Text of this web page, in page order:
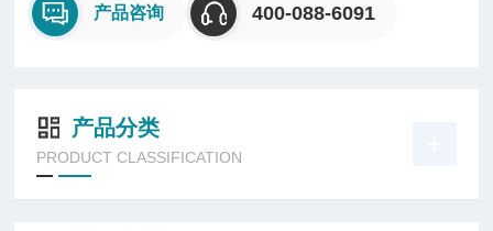
产品咨询 400-088-6091
产品分类
PRODUCT CLASSIFICATION